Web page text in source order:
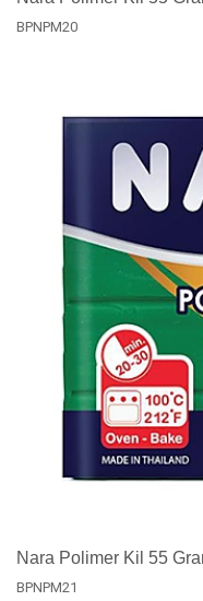
BPNPM20
Nara Polimer Kil 55
BPNPM21